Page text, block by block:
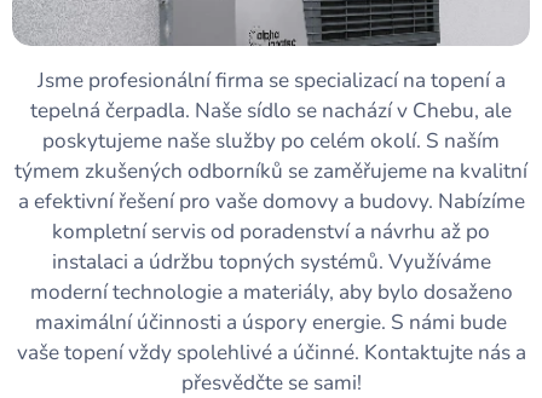
Jsme profesionální firma se specializací na topení a
tepelná čerpadla. Naše sídlo se nachází v Chebu, ale
poskytujeme naše služby po celém okolí. S naším
týmem zkušených odborníků se zaměřujeme na kvalitní
a efektivní řešení pro vaše domovy a budovy. Nabízíme
kompletní servis od poradenství a návrhu až po
instalaci a údržbu topných systémů. Využíváme
moderní technologie a materiály, aby bylo dosaženo
maximální účinnosti a úspory energie. S námi bude
vaše topení vždy spolehlivé a účinné. Kontaktujte nás a
přesvědčte se sami!